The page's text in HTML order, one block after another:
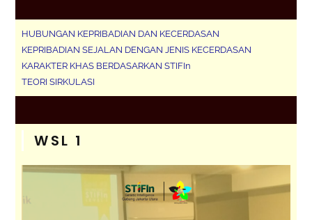
HUBUNGAN KEPRIBADIAN DAN KECERDASAN
KEPRIBADIAN SEJALAN DENGAN JENIS KECERDASAN
KARAKTER KHAS BERDASARKAN STIFIn
TEORI SIRKULASI
WSL 1